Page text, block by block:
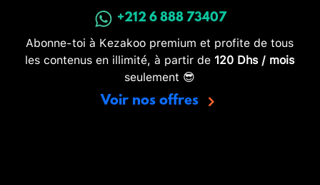
+212 6 888 73407
Abonne-toi à Kezakoo premium et profite de tous
les contenus en illimité, à partir de 120 Dhs / mois
seulement 😎
Voir nos offres